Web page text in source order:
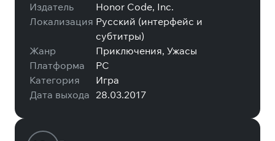
Издатель
Honor Code, Inc.
Локализация Русский (интерфейс и
субтитры)
Жанр
Приключения, Ужасы
Платформа
PC
Категория
Игра
Дата выхода 28.03.2017